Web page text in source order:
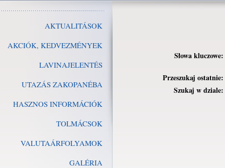
AKTUALITÁSOK
AKCIÓK, KEDVEZMÉNYEK
LAVINAJELENTÉS
UTAZÁS ZAKOPANÉBA
HASZNOS INFORMÁCIÓK
TOLMÁCSOK
VALUTAÁRFOLYAMOK
GALÉRIA
Słowa kluczowe:
Przeszukaj ostatnie:
Szukaj w dziale: